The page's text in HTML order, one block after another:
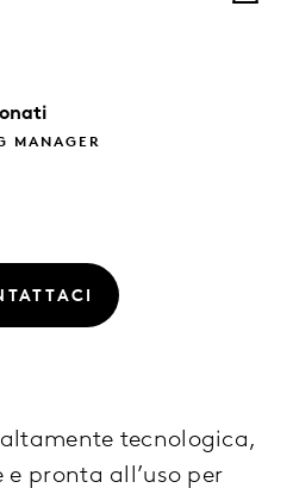
MANAGER
tecnologica,
e pronta all’uso per